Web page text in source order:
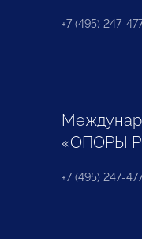
+7 (495) 247-
«ОПОРЫ
+7 (495) 247-